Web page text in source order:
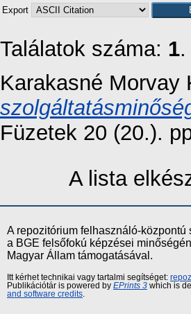
Export
Találatok száma: 1.
Karakasné Morvay
Füzetek 20 (20.).
A lista
A repozitórium felhasználó-
a BGE felsőfokú képzései
Magyar Állam támogatásával.
Itt kérhet technikai vagy tartalmi segítséget:
Publikációtár is powered by EPrints 3 which is
and software credits